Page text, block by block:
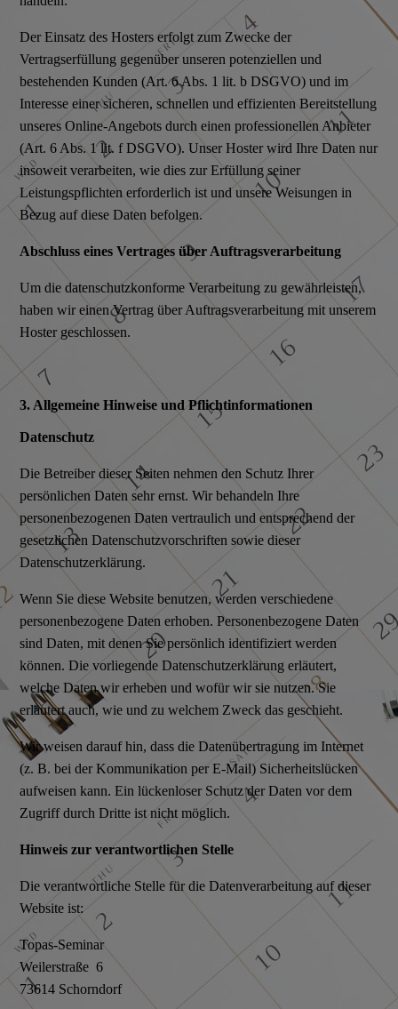
Der Einsatz des Hosters erfolgt zum Zwecke der
Vertragserfüllung gegenüber unseren potenziellen und
bestehenden Kunden (Art. 6 Abs. 1 lit. b DSGVO) und im
Interesse einer sicheren, schnellen und effizienten Bereitstellung
unseres Online-Angebots durch einen professionellen Anbieter
(Art. 6 Abs. 1 lit. f DSGVO). Unser Hoster wird Ihre Daten nur
insoweit verarbeiten, wie dies zur Erfüllung seiner
Leistungspflichten erforderlich ist und unsere Weisungen in
Bezug auf diese Daten befolgen.
Abschluss eines Vertrages über Auftragsverarbeitung
Um die datenschutzkonforme Verarbeitung zu gewährleisten,
haben wir einen Vertrag über Auftragsverarbeitung mit unserem
Hoster geschlossen.
3. Allgemeine Hinweise und Pflichtinformationen
Datenschutz
Die Betreiber dieser Seiten nehmen den Schutz Ihrer
persönlichen Daten sehr ernst. Wir behandeln Ihre
personenbezogenen Daten vertraulich und entsprechend der
gesetzlichen Datenschutzvorschriften sowie dieser
Datenschutzerklärung.
Wenn Sie diese Website benutzen, werden verschiedene
personenbezogene Daten erhoben. Personenbezogene Daten
sind Daten, mit denen Sie persönlich identifiziert werden
können. Die vorliegende Datenschutzerklärung erläutert,
welche Daten wir erheben und wofür wir sie nutzen. Sie
erläutert auch, wie und zu welchem Zweck das geschieht.
Wir weisen darauf hin, dass die Datenübertragung im Internet
(z. B. bei der Kommunikation per E-Mail) Sicherheitslücken
aufweisen kann. Ein lückenloser Schutz der Daten vor dem
Zugriff durch Dritte ist nicht möglich.
Hinweis zur verantwortlichen Stelle
Die verantwortliche Stelle für die Datenverarbeitung auf dieser
Website ist:
Topas-Seminar
Weilerstraße 6
73614 Schorndorf